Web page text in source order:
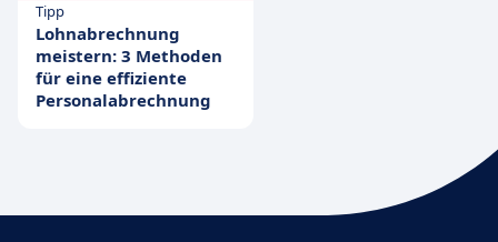
Tipp
Lohnabrechnung
meistern: 3 Methoden
für eine effiziente
Personalabrechnung